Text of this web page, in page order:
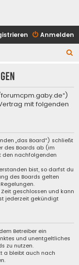
Anmelden
h
mit folgenden
„das Board“) schließt
des Boards ab (im
den nachfolgenden
bist, so darfst du
des Boards gelten
geschlossen und kann
jederzeit gekündigt
Betreiber ein
und unentgeltliches
zu nutzen.
a bleibt auch nach